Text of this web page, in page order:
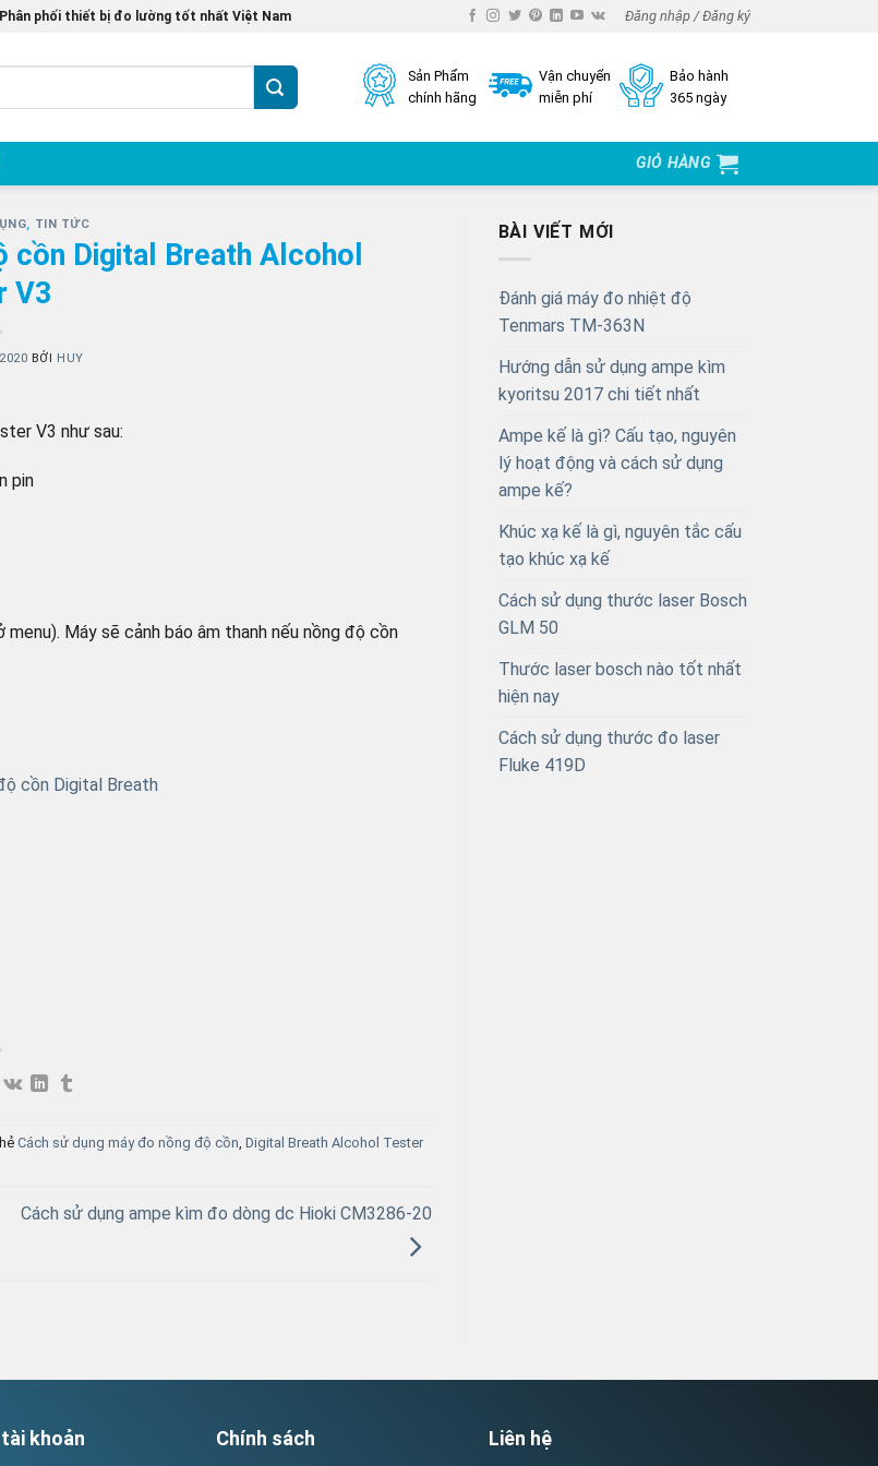
Phân phối thiết bị đo lường tốt nhất Việt Nam Đăng nhập / Đăng ký
Sản Phẩm
chính hãng
Vận chuyển
miễn phí
Bảo hành
365 ngày
GIỎ HÀNG
, TIN TỨC
cồn Digital Breath Alcohol
V3
BỞI HUY
V3 như sau:
pin
Máy sẽ cảnh báo âm thanh nếu nồng độ cồn
Cách sử dụng máy đo nồng độ cồn Digital Breath Alcohol Tester
Cách sử dụng ampe kìm đo dòng dc Hioki CM3286-20
BÀI VIẾT MỚI
Đánh giá máy đo nhiệt độ
Tenmars TM-363N
Hướng dẫn sử dụng ampe kìm
kyoritsu 2017 chi tiết nhất
Ampe kế là gì? Cấu tạo, nguyên
lý hoạt động và cách sử dụng
ampe kế?
Khúc xạ kế là gì, nguyên tắc cấu
tạo khúc xạ kế
Cách sử dụng thước laser Bosch
GLM 50
Thước laser bosch nào tốt nhất
hiện nay
Cách sử dụng thước đo laser
Fluke 419D
khoản Chính sách Liên hệ